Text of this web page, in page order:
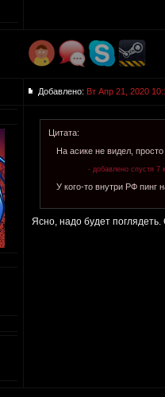
Добавлено: Вт Апр 21, 2020
Цитата:
На асике не видел,
- добавлено спустя 7
У кого-то внутри РФ пинг
Ясно, надо будет